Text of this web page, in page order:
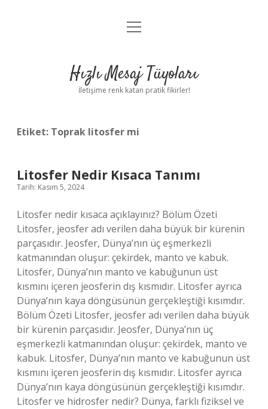
Anasayfa
Yasal Uyarı
menüyü
Hızlı Mesaj Tüyoları
İletişime renk katan pratik fikirler!
Etiket: Toprak litosfer mi
Litosfer Nedir Kısaca Tanımı
Tarih: Kasım 5, 2024
Litosfer nedir kısaca açıklayınız? Bölüm Özeti
Litosfer, jeosfer adı verilen daha büyük bir kürenin
parçasıdır. Jeosfer, Dünya’nın üç eşmerkezli
katmanından oluşur: çekirdek, manto ve kabuk.
Litosfer, Dünya’nın manto ve kabuğunun üst
kısmını içeren jeosferin dış kısmıdır. Litosfer ayrıca
Dünya’nın kaya döngüsünün gerçekleştiği kısımdır.
Bölüm Özeti Litosfer, jeosfer adı verilen daha büyük
bir kürenin parçasıdır. Jeosfer, Dünya’nın üç
eşmerkezli katmanından oluşur: çekirdek, manto ve
kabuk. Litosfer, Dünya’nın manto ve kabuğunun üst
kısmını içeren jeosferin dış kısmıdır. Litosfer ayrıca
Dünya’nın kaya döngüsünün gerçekleştiği kısımdır.
Litosfer ve hidrosfer nedir? Dünya, farklı fiziksel ve